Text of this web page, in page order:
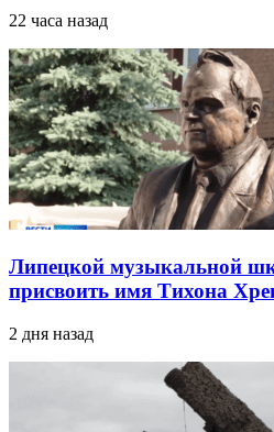
22 часа назад
Липецкой музыкальной
присвоить имя Тихона
2 дня назад